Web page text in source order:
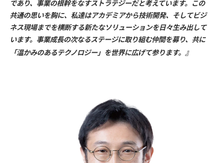
であり、事業の根幹をなすストラテジーだと考えています。この
共通の思いを胸に、私達はアカデミアから技術開発、そしてビジ
ネス現場までを横断する新たなソリューションを日々生み出して
います。事業成長の次なるステージに取り組む仲間を募り、共に
「温かみのあるテクノロジー」を世界に広げて参ります。 』